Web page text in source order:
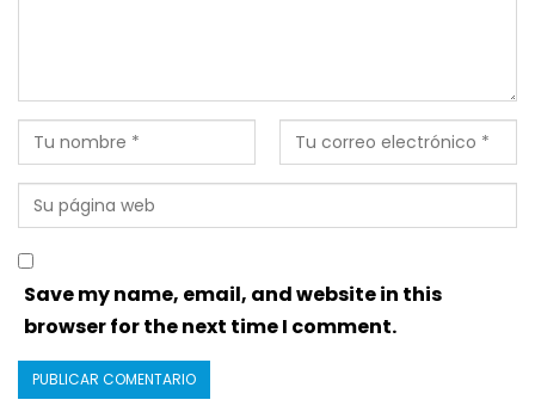
Save my name, email, and website in this
browser for the next time I comment.